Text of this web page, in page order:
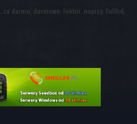
, za darmo, darmowe, lektor, napisy, fullhd ,